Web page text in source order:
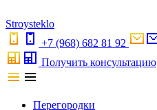
Stroysteklo
+7 (968) 682 81 92
Получить консультацию
Перегородки